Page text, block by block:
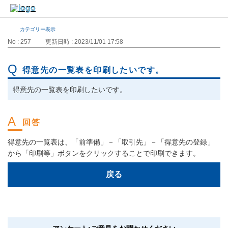
カテゴリー表示
No : 257 更新日時 : 2023/11/01 17:58
得意先の一覧表を印刷したいです。
得意先の一覧表を印刷したいです。
得意先の一覧表は、「前準備」－「取引先」－「得意先の登録」
から「印刷等」ボタンをクリックすることで印刷できます。
戻る